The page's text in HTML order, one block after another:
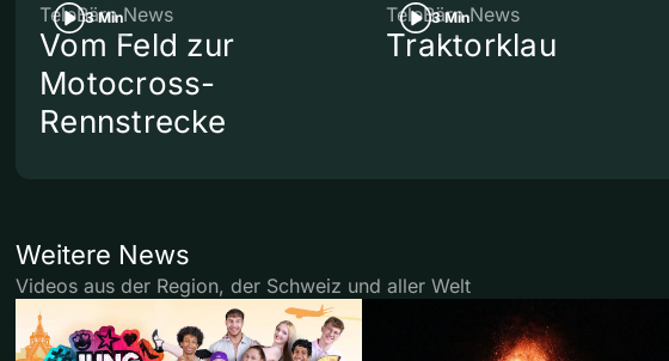
3 Min
TeleBärn News
Vom Feld zur
Motocross-
Rennstrecke
3 Min
TeleBärn News
Traktorklau
Weitere News
Videos aus der Region, der Schweiz und aller Welt